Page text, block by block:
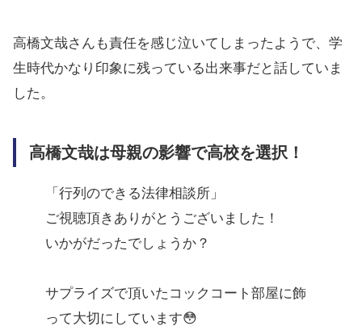
高橋文哉さんも責任を感じ泣いてしまったようで、学
生時代かなり印象に残っている出来事だと話していま
した。
高橋文哉は母親の影響で高校を選択！
「行列のできる法律相談所」
ご視聴頂きありがとうございました！
いかがだったでしょうか？
サプライズで頂いたコックコート部屋に飾
って大切にしています😳